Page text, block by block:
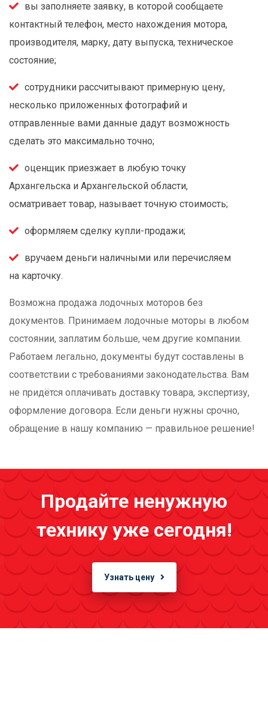
вы заполняете заявку, в которой сообщаете
контактный телефон, место нахождения мотора,
производителя, марку, дату выпуска, техническое
состояние;
сотрудники рассчитывают примерную цену,
несколько приложенных фотографий и
отправленные вами данные дадут возможность
сделать это максимально точно;
оценщик приезжает в любую точку
Архангельска и Архангельской области,
осматривает товар, называет точную стоимость;
оформляем сделку купли-продажи;
вручаем деньги наличными или перечисляем
на карточку.
Возможна продажа лодочных моторов без
документов. Принимаем лодочные моторы в любом
состоянии, заплатим больше, чем другие компании.
Работаем легально, документы будут составлены в
соответствии с требованиями законодательства. Вам
не придётся оплачивать доставку товара, экспертизу,
оформление договора. Если деньги нужны срочно,
обращение в нашу компанию — правильное решение!
Продайте ненужную
технику уже сегодня!
Узнать цену